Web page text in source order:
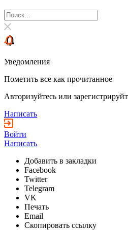
Уведомления
Пометить все как прочитанное
Авторизуйтесь или
Написать
Войти
Написать
Добавить в закладки
Facebook
Twitter
Telegram
VK
Печать
Email
Скопировать ссылку